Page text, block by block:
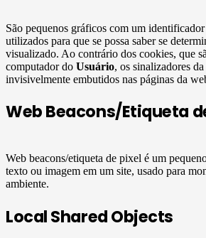
São pequenos gráficos com um
utilizados para que se possa saber se
visualizado. Ao contrário dos cookies, que
computador do Usuário, os sinalizadores
invisivelmente embutidos nas páginas da
Web Beacons/Etiqueta
Web beacons/etiqueta de pixel é um
texto ou imagem em um site, usado para
ambiente.
Local Shared Objects